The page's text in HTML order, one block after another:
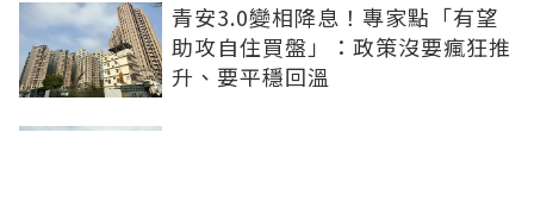
青安3.0變相降息！專家點「有望
助攻自住買盤」：政策沒要瘋狂推
升、要平穩回溫